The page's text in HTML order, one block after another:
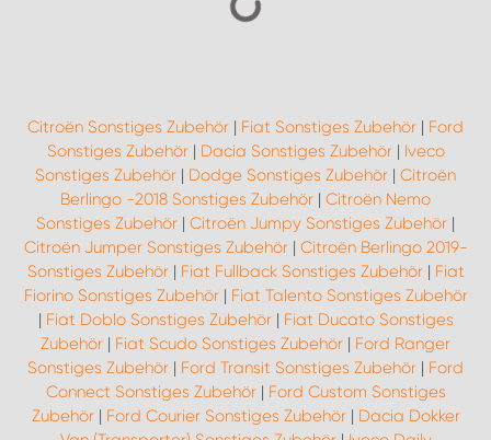
Citroën Sonstiges Zubehör | Fiat Sonstiges Zubehör | Ford
Sonstiges Zubehör| Dacia Sonstiges Zubehör| Iveco
Sonstiges Zubehör | Dodge Sonstiges Zubehör | Citroën
Berlingo -2018 Sonstiges Zubehör | Citroën Nemo
Sonstiges Zubehör | Citroën Jumpy Sonstiges Zubehör |
Citroën Jumper Sonstiges Zubehör| Citroën Berlingo 2019-
Sonstiges Zubehör| Fiat Fullback Sonstiges Zubehör| Fiat
Fiorino Sonstiges Zubehör| Fiat Talento Sonstiges Zubehör
| Fiat Doblo Sonstiges Zubehör| Fiat Ducato Sonstiges
Zubehör | Fiat Scudo Sonstiges Zubehör | Ford Ranger
Sonstiges Zubehör | Ford Transit Sonstiges Zubehör | Ford
Connect Sonstiges Zubehör| Ford Custom Sonstiges
Zubehör| Ford Courier Sonstiges Zubehör| Dacia Dokker